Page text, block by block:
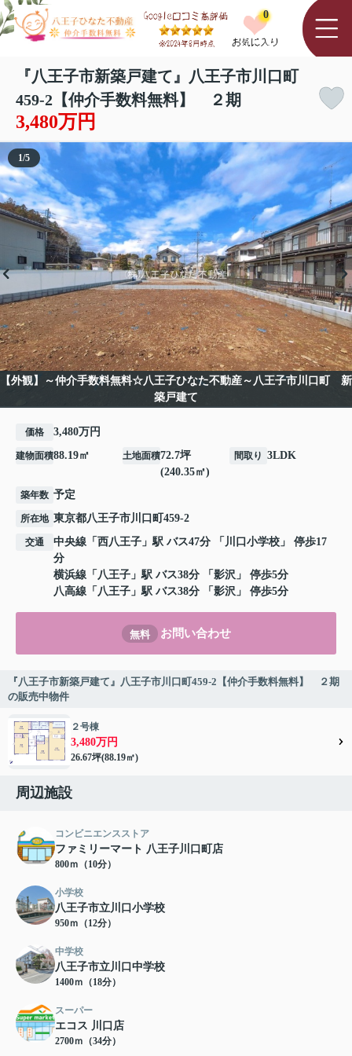
0
『八王子市新築戸建て』八王子市川口町
459-2【仲介手数料無料】 ２期
3,480万円
【外観】～仲介手数料無料☆八王子ひなた不動産～八王子市川口町 新
築戸建て
1/5
価格 3,480万円
建物面積88.19㎡ 土地面積72.7坪
(240.35㎡)
間取り 3LDK
築年数 予定
所在地 東京都八王子市川口町 459-2
交通 中央線 「 西八王子 」駅 バス47分 「川口小学校」 停歩17
分
横浜線 「 八王子 」駅 バス38分 「影沢」 停歩5分
八高線 「 八王子 」駅 バス38分 「影沢」 停歩5分
無料 お問い合わせ
『八王子市新築戸建て』八王子市川口町459-2【仲介手数料無料】 ２期
の販売中物件
２号棟
3,480万円
26.67坪(88.19㎡)
周辺施設
コンビニエンスストア
ファミリーマート 八王子川口町店
800ｍ（10分）
小学校
八王子市立川口小学校
950ｍ（12分）
中学校
八王子市立川口中学校
1400ｍ（18分）
スーパー
エコス 川口店
2700ｍ（34分）